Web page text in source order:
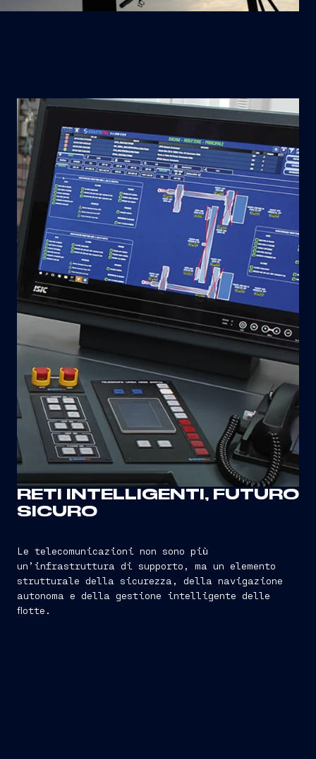
RETI INTELLIGENTI, FUTURO
SICURO
Le telecomunicazioni non sono più
un’infrastruttura di supporto, ma un elemento
strutturale della sicurezza, della navigazione
autonoma e della gestione intelligente delle
flotte.